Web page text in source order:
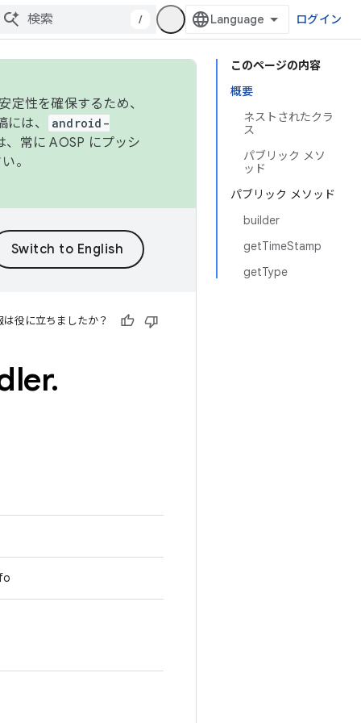
/ ログイン
このページの内容
概要
ネストされたクラ
ス
パブリック メソ
ッド
パブリック メソッド
builder
getTimeStamp
getType
性を確保するため、
は、
android-
常に AOSP にプッシ
。
は役に立ちましたか？
.